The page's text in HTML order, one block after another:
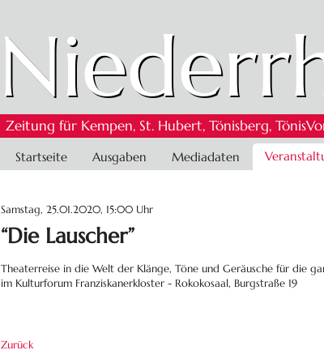
Zeitung für Kempen, St. Hubert, Tönisberg,
Navigation
überspringen
Startseite Ausgaben Mediadaten
Samstag, 25.01.2020, 15:00 Uhr
“Die Lauscher”
Theaterreise in die Welt der Klänge, Töne und Geräusche für die
im Kulturforum Franziskanerkloster - Rokokosaal, Burgstraße 19
Zurück